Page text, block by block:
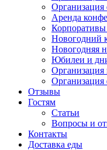
Организация
Аренда
Новогодний
Новогодняя
Юбилеи и
Организация
Отзывы
Гостям
Статьи
Вопросы и
Контакты
Доставка еды